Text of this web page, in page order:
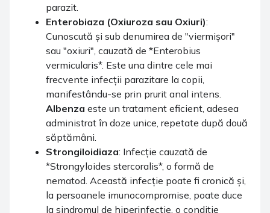
parazit.
Enterobiaza (Oxiuroza sau Oxiuri):
Cunoscută și sub denumirea de "viermișori"
sau "oxiuri", cauzată de *Enterobius
vermicularis*. Este una dintre cele mai
frecvente infecții parazitare la copii,
manifestându-se prin prurit anal intens.
Albenza este un tratament eficient, adesea
administrat în doze unice, repetate după două
săptămâni.
Strongiloidiaza: Infecție cauzată de
*Strongyloides stercoralis*, o formă de
nematod. Această infecție poate fi cronică și,
la persoanele imunocompromise, poate duce
la sindromul de hiperinfecție, o condiție